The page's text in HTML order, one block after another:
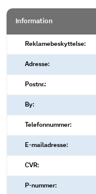
Information
Reklamebeskyttelse:
Adresse:
Postnr.:
By:
Telefonnummer:
E-mailadresse:
CVR:
P-nummer: